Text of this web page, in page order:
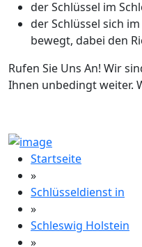
der Schlüssel im
der Schlüssel sich
bewegt, dabei den
Rufen Sie Uns An! Wir
Ihnen unbedingt weiter.
Startseite
»
Schlüsseldienst in
»
Schleswig Holstein
»